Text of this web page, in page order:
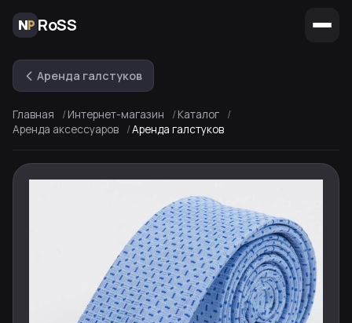
RoSS
Аренда галстуков
Главная Интернет-магазин
Каталог
Аренда аксессуаров
Аренда галстуков